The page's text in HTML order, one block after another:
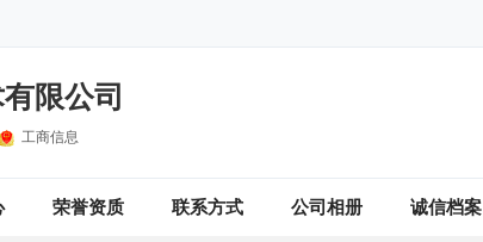
限公司
工商信息
荣誉资质 联系方式 公司相册 诚信档案